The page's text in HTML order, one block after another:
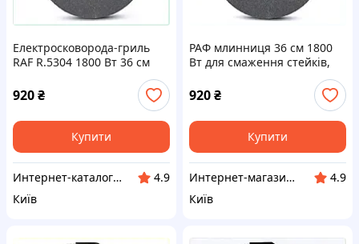
Електросковорода-гриль
RAF R.5304 1800 Вт 36 см
(2104619009) 9025M3H53
920₴
Купити
Инте​рнет​-кат​алог ск​​идок "BAGSPACE"
4.9
Київ
РАФ млинниця 36 см 1800
Вт для смаження стейків,
920₴
Купити
Интернет-магазин "SmartShop"
4.9
Київ